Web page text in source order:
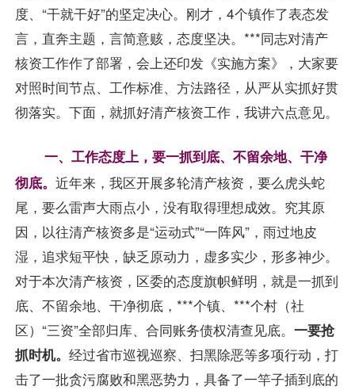
度、“干就干好”的坚定决心。刚才，4个镇作了表态发
言，直奔主题，言简意赅，态度坚决。***同志对清产
核资工作作了部署，会上还印发《实施方案》，大家要
对照时间节点、工作标准、方法路径，从严从实抓好贯
彻落实。下面，就抓好清产核资工作，我讲六点意见。
一、工作态度上， 要一抓到底、不留余地、干净
彻底。 近年来，我区开展多轮清产核资，要么虎头蛇
尾，要么雷声大雨点小，没有取得理想成效。究其原
因，以往清产核资多是“运动式”“一阵风”，雨过地皮
湿，追求短平快，缺乏原动力，虚多实少，形多神少。
对于本次清产核资，区委的态度旗帜鲜明，就是一抓到
底、不留余地、干净彻底，***个镇、***个村（社
区）“三资”全部归库、合同账务债权清查见底。 一要抢
抓时机。 经过省市巡视巡察、扫黑除恶等多项行动，打
击了一批贪污腐败和黑恶势力，具备了一竿子插到底的